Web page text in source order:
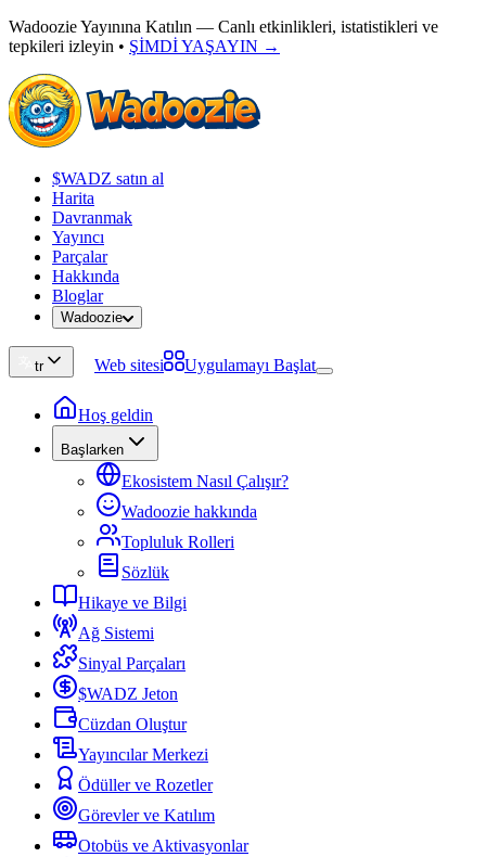
Wadoozie Yayınına Katılın — Canlı etkinlikleri, istatistikleri ve
tepkileri izleyin • ŞİMDİ YAŞAYIN →
$WADZ satın al
Harita
Davranmak
Yayıncı
Parçalar
Hakkında
Bloglar
Wadoozie
tr Web sitesi Uygulamayı Başlat
Hoş geldin
Başlarken
Ekosistem Nasıl Çalışır?
Wadoozie hakkında
Topluluk Rolleri
Sözlük
Hikaye ve Bilgi
Ağ Sistemi
Sinyal Parçaları
$WADZ Jeton
Cüzdan Oluştur
Yayıncılar Merkezi
Ödüller ve Rozetler
Görevler ve Katılım
Otobüs ve Aktivasyonlar